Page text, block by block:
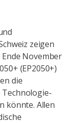
zeigen
November
(EP2050+)
die
Technologie-
könnte. Allen